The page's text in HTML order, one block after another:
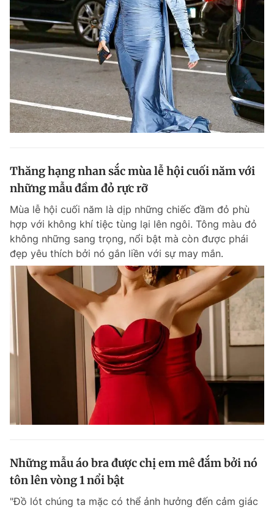
Thăng hạng nhan sắc mùa lễ hội cuối năm với
những mẫu đầm đỏ rực rỡ
Mùa lễ hội cuối năm là dịp những chiếc đầm đỏ phù
hợp với không khí tiệc tùng lại lên ngôi. Tông màu đỏ
không những sang trọng, nổi bật mà còn được phái
đẹp yêu thích bởi nó gắn liền với sự may mắn.
Những mẫu áo bra được chị em mê đắm bởi nó
tôn lên vòng 1 nổi bật
"Đồ lót chúng ta mặc có thể ảnh hưởng đến cảm giác